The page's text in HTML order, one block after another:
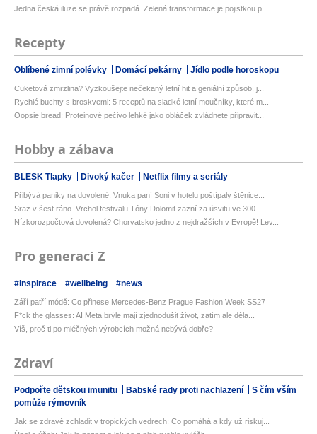
Jedna česká iluze se právě rozpadá. Zelená transformace je pojistkou p...
Recepty
Oblíbené zimní polévky Domácí pekárny Jídlo podle horoskopu
Cuketová zmrzlina? Vyzkoušejte nečekaný letní hit a geniální způsob, j...
Rychlé buchty s broskvemi: 5 receptů na sladké letní moučníky, které m...
Oopsie bread: Proteinové pečivo lehké jako obláček zvládnete připravit...
Hobby a zábava
BLESK Tlapky Divoký kačer Netflix filmy a seriály
Přibývá paniky na dovolené: Vnuka paní Soni v hotelu poštípaly štěnice...
Sraz v šest ráno. Vrchol festivalu Tóny Dolomit zazní za úsvitu ve 300...
Nízkorozpočtová dovolená? Chorvatsko jedno z nejdražších v Evropě! Lev...
Pro generaci Z
#inspirace #wellbeing #news
Září patří módě: Co přinese Mercedes-Benz Prague Fashion Week SS27
F*ck the glasses: AI Meta brýle mají zjednodušit život, zatím ale děla...
Víš, proč ti po mléčných výrobcích možná nebývá dobře?
Zdraví
Podpořte dětskou imunitu Babské rady proti nachlazení
S čím vším
pomůže rýmovník
Jak se zdravě zchladit v tropických vedrech: Co pomáhá a kdy už riskuj...